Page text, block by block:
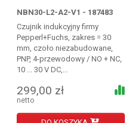
NBN30-L2-A2-V1 - 187483
Czujnik indukcyjny firmy
Pepperl+Fuchs, zakres = 30
mm, czoło niezabudowane,
PNP, 4-przewodowy / NO + NC,
10 ... 30 V DC,...
299,00 zł
netto